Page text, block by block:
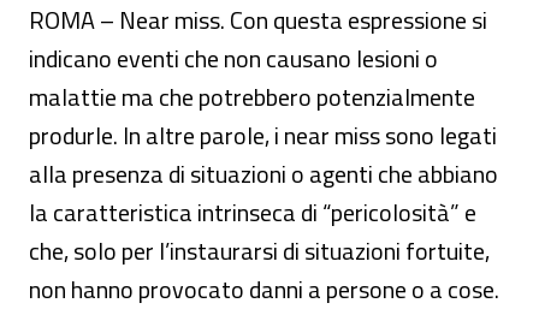
ROMA – Near miss. Con questa espressione si
indicano eventi che non causano lesioni o
malattie ma che potrebbero potenzialmente
produrle. In altre parole, i near miss sono legati
alla presenza di situazioni o agenti che abbiano
la caratteristica intrinseca di “pericolosità” e
che, solo per l’instaurarsi di situazioni fortuite,
non hanno provocato danni a persone o a cose.